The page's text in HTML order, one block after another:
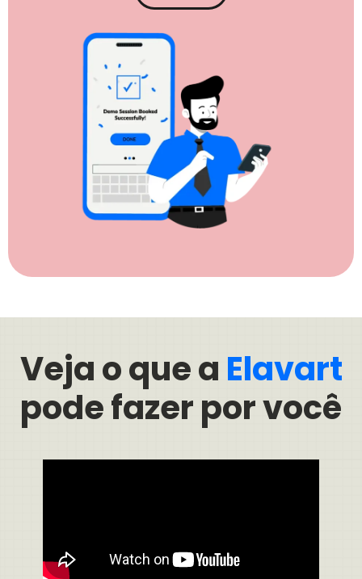
Veja o que a Elavart
pode fazer por você